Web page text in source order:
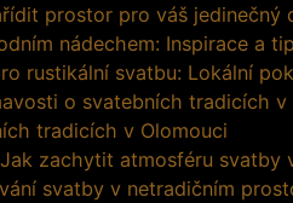
prostor pro váš jedinečný
nádechem: Inspirace a
rustikální svatbu: Lokální
o svatebních tradicích v
tradicích v Olomouci
zachytit atmosféru svatby
svatby v netradičním